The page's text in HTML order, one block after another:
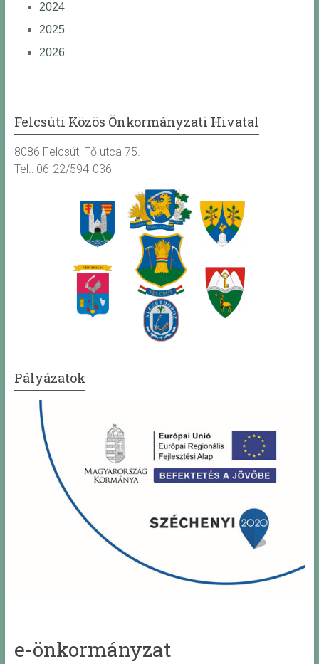
2024
2025
2026
Felcsúti Közös Önkormányzati Hivatal
8086 Felcsút, Fő utca 75.
Tel.: 06-22/594-036
Pályázatok
e-önkormányzat